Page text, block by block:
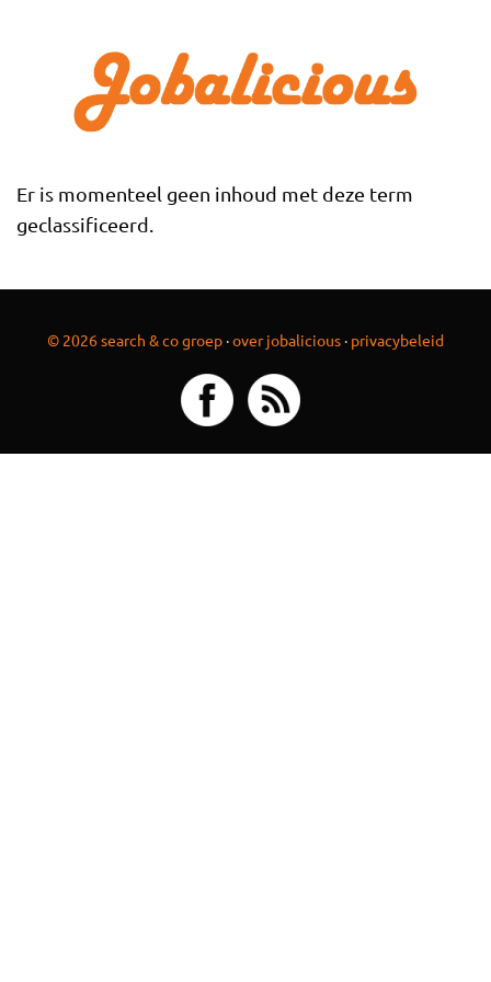
Er is momenteel geen inhoud met deze term
geclassificeerd.
© 2026 search & co groep ·over jobalicious · privacybeleid